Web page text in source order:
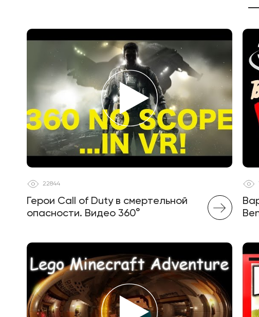
22844
Герои Call of Duty в смертельной
опасности. Видео 360°